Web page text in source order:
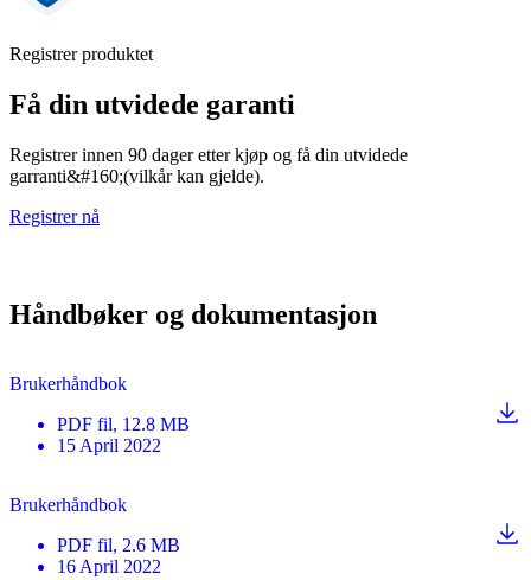
Registrer produktet
Få din utvidede garanti
Registrer innen 90 dager etter kjøp og få din utvidede
garranti&#160;(vilkår kan gjelde).
Registrer nå
Håndbøker og dokumentasjon
Brukerhåndbok
PDF fil, 12.8 MB
15 April 2022
Brukerhåndbok
PDF fil, 2.6 MB
16 April 2022